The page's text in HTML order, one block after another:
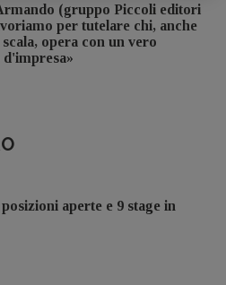
(gruppo Piccoli editori
per tutelare chi, anche
opera con un vero
aperte e 9 stage in